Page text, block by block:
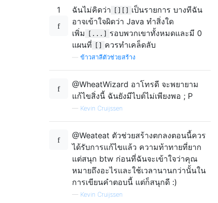
1 ฉันไม่คิดว่า [][]
เป็นรายการ บางทีฉัน
อาจเข้าใจผิดว่า Java ทำสิ่งใด
เพิ่ม
[...]
รอบพวกเขาทั้งหมดและมี 0
แผนที่
[] ควรทำเคล็ดลับ
ข้าวสาลีตัวช่วยสร้าง
@WheatWizard อาโทรดี จะพยายาม
แก้ไขสิ่งนี้ ฉันยังมีไบต์ไม่เพียงพอ ; P
— Kevin Cruijssen
@Weateat ตัวช่วยสร้างตกลงตอนนี้ควร
ได้รับการแก้ไขแล้ว ความท้าทายที่ยาก
แต่สนุก btw ก่อนที่ฉันจะเข้าใจว่าคุณ
หมายถึงอะไรและใช้เวลานานกว่านั้นใน
การเขียนคำตอบนี้ แต่ก็สนุกดี :)
— Kevin Cruijssen